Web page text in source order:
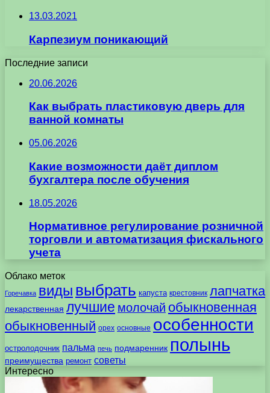
13.03.2021
Карпезиум поникающий
Последние записи
20.06.2026
Как выбрать пластиковую дверь для
ванной комнаты
05.06.2026
Какие возможности даёт диплом
бухгалтера после обучения
18.05.2026
Нормативное регулирование розничной
торговли и автоматизация фискального
учета
Облако меток
Горечавка виды выбрать капуста крестовник лапчатка
лекарственная лучшие молочай обыкновенная
обыкновенный орех основные особенности
остролодочник пальма печь подмаренник полынь
преимущества ремонт советы
Интересно